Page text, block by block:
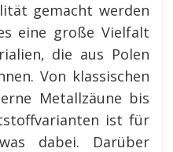
gemacht werden
eine große Vielfalt
die aus Polen
Von klassischen
Metallzäune bis
ist für
dabei. Darüber